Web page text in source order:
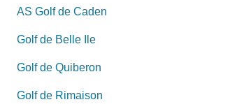
AS Golf de Caden
Golf de Belle Ile
Golf de Quiberon
Golf de Rimaison